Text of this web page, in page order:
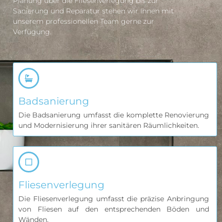
Sanierung und Reparatur stehen wir Ihnen mit
unserem professionellen Team gerne zur
Verfügung.
Badsanierung
Die Badsanierung umfasst die komplette Renovierung
und Modernisierung ihrer sanitären Räumlichkeiten.
Fliesenverlegung
Die Fliesenverlegung umfasst die präzise Anbringung
von Fliesen auf den entsprechenden Böden und
Wänden.